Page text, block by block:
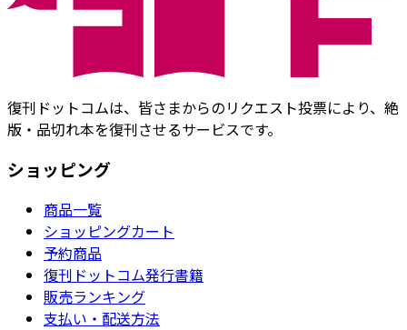
復刊ドットコムは、皆さまからのリクエスト投票により、絶
版・品切れ本を復刊させるサービスです。
ショッピング
商品一覧
ショッピングカート
予約商品
復刊ドットコム発行書籍
販売ランキング
支払い・配送方法